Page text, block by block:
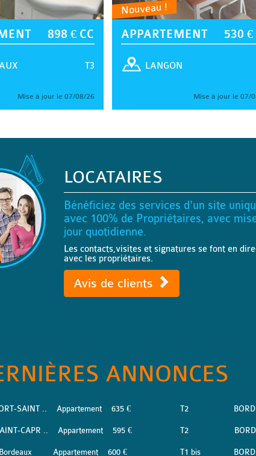
898 € CC
T3
Mise à jour le 07/08/26
Nouveau !
APPARTEMENT 530 €
LANGON
Mise à jour le 07/
LOCATAIRES
Bénéficiez des services d'un site
avec 100% de Propriétaires, avec
jour quotidienne.
Les contacts,visites et signatures se font en
avec les propriétaires.
Avis de clients
ANNONCES
SAINT .. Appartement 635 €
CAPR .. Appartement 595 €
Bordeaux Appartement 600 €
T2
T2
T1 bis